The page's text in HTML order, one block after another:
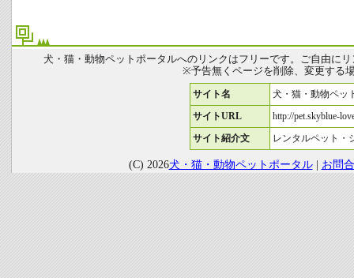
犬・猫・動物ペットポータルへのリンクはフリーです。ご自由に
※予告無くページを削除、変更する
サイト名 犬・猫・動物ペッ
サイトURL http://pet.skyblue-
サイト紹介文 レンタルペット・
(C) 2026犬・猫・動物ペットポータル| お問